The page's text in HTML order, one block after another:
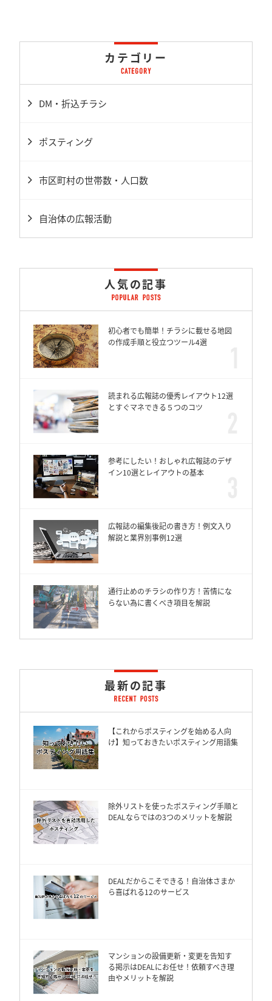
カテゴリー
DM・折込チラシ
ポスティング
市区町村の世帯数・人口数
自治体の広報活動
人気の記事
初心者でも簡単！チラシに載せる地図
の作成手順と役立つツール4選
読まれる広報誌の優秀レイアウト12選
とすぐマネできる５つのコツ
参考にしたい！おしゃれ広報誌のデザ
イン10選とレイアウトの基本
広報誌の編集後記の書き方！例文入り
解説と業界別事例12選
通行止めのチラシの作り方！苦情にな
らない為に書くべき項目を解説
最新の記事
【これからポスティングを始める人向
け】知っておきたいポスティング用語集
除外リストを使ったポスティング手順と
DEALならではの3つのメリットを解説
DEALだからこそできる！自治体さまか
ら喜ばれる12のサービス
マンションの設備更新・変更を告知す
る掲示はDEALにお任せ！依頼すべき理
由やメリットを解説